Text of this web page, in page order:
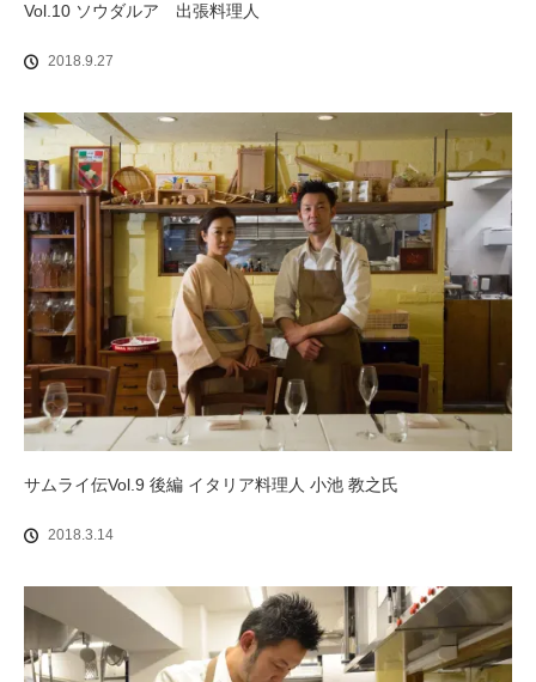
Vol.10 ソウダルア 出張料理人
2018.9.27
サムライ伝Vol.9 後編 イタリア料理人 小池 教之氏
2018.3.14